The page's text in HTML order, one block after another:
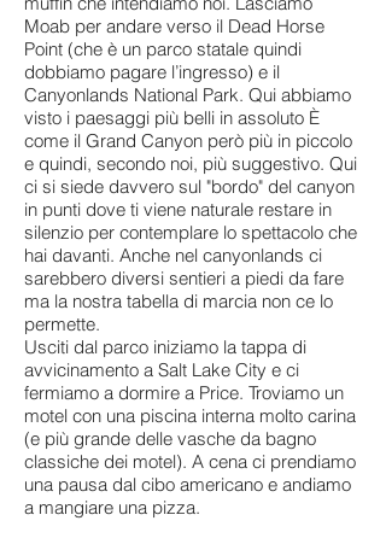
Moab per andare verso il Dead Horse
Point (che è un parco statale quindi
dobbiamo pagare l’ingresso) e il
Canyonlands National Park. Qui abbiamo
visto i paesaggi più belli in assoluto È
come il Grand Canyon però più in piccolo
e quindi, secondo noi, più suggestivo. Qui
ci si siede davvero sul "bordo" del canyon
in punti dove ti viene naturale restare in
silenzio per contemplare lo spettacolo che
hai davanti. Anche nel canyonlands ci
sarebbero diversi sentieri a piedi da fare
ma la nostra tabella di marcia non ce lo
permette.
Usciti dal parco iniziamo la tappa di
avvicinamento a Salt Lake City e ci
fermiamo a dormire a Price. Troviamo un
motel con una piscina interna molto carina
(e più grande delle vasche da bagno
classiche dei motel). A cena ci prendiamo
una pausa dal cibo americano e andiamo
a mangiare una pizza.